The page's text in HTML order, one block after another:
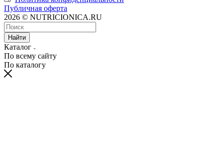
Публичная оферта
2026 © NUTRICIONICA.RU
Найти
Каталог
По всему сайту
По каталогу